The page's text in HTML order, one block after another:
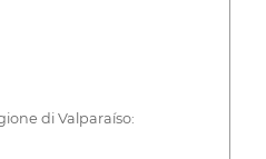
di Valparaíso: